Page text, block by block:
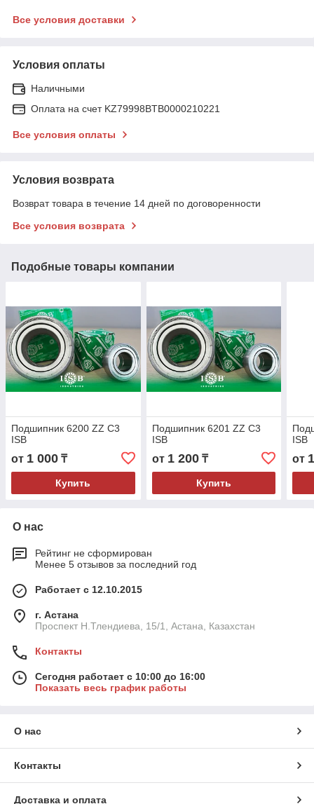
Все условия доставки
Условия оплаты
Наличными
Оплата на счет KZ79998BTB0000210221
Все условия оплаты
Условия возврата
Возврат товара в течение 14 дней по договоренности
Все условия возврата
Подобные товары компании
Подшипник 6200 ZZ C3
ISB
от 1 000 ₸
Купить
Подшипник 6201 ZZ C3
ISB
от 1 200₸
Купить
ISB
от
О нас
Рейтинг не сформирован
Менее 5 отзывов за последний год
Работает с 12.10.2015
г. Астана
Проспект Н.Тлендиева, 15/1, Астана, Казахстан
Контакты
Сегодня работает с 10:00 до 16:00
Показать весь график работы
О нас
Контакты
Доставка и оплата